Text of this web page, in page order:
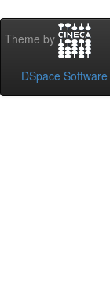
Theme by
DSpace Software